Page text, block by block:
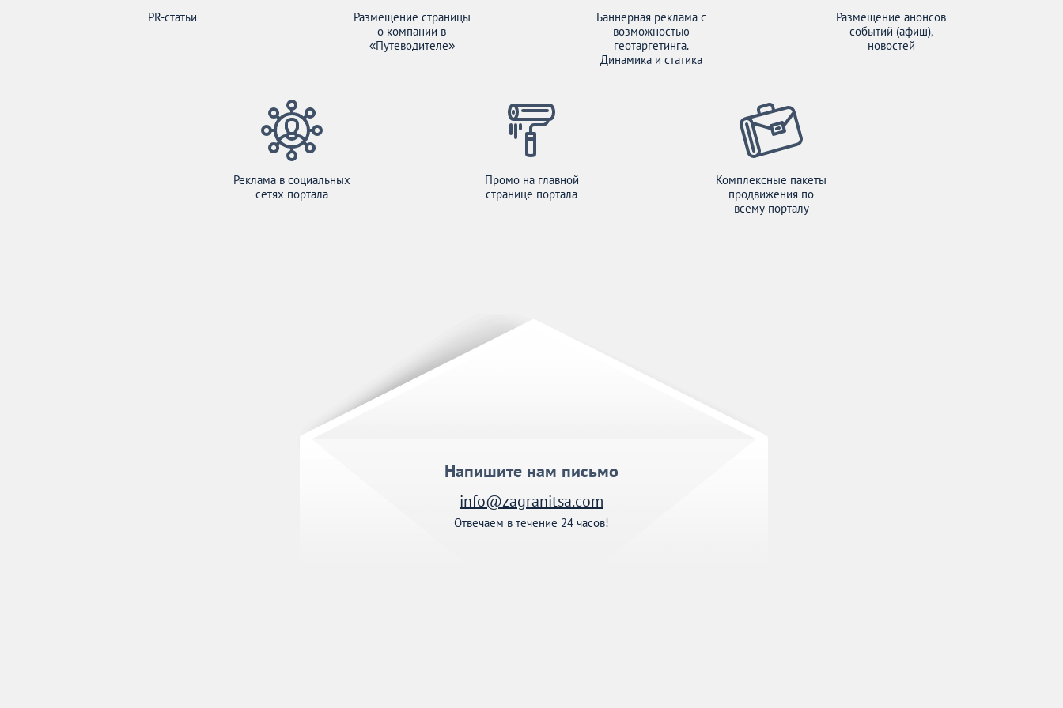
PR-статьи
Размещение страницы
о компании в
«Путеводителе»
Баннерная реклама с
возможностью
геотаргетинга.
Динамика и статика
Размещение анонсов
событий (афиш),
новостей
Реклама в социальных
сетях портала
Промо на главной
странице портала
Комплексные пакеты
продвижения по
всему порталу
Напишите нам письмо
info@zagranitsa.com
Отвечаем в течение 24 часов!